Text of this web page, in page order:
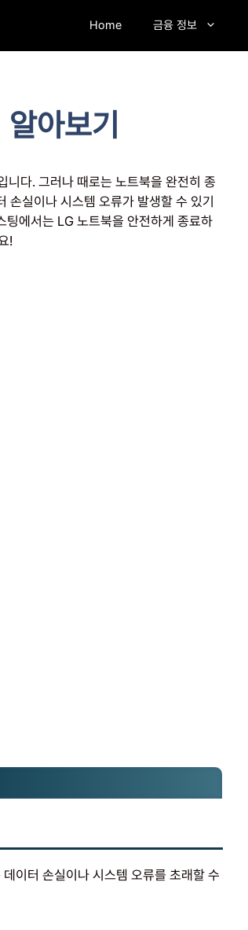
Home 금융 정보
아보기
니다. 그러나 때로는 노트북을 완전히 종
실이나 시스템 오류가 발생할 수 있기
팅에서는 LG 노트북을 안전하게 종료하
!
이터 손실이나 시스템 오류를 초래할 수